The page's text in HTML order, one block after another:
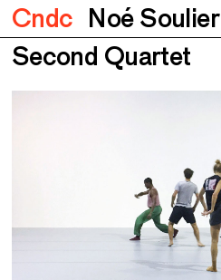
Cndc Noé Soulier
Second Quartet